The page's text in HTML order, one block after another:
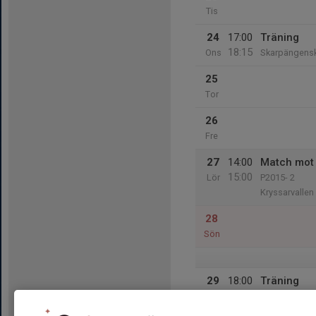
Tis
24
Ons
17:00
18:15
Träning
25
Tor
26
Fre
27
Lör
14:00
15:00
Match mot
P2015- 2
Kryssarvallen
28
Sön
29
18:00
Träning